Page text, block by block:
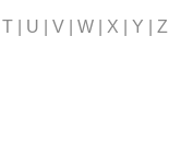
T | U | V | W | X | Y | Z